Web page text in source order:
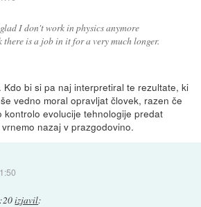
I don't work in physics anymore
is a job in it for a very much longer.
Kdo bi si pa naj interpretiral te rezultate, ki
vedno moral opravljat človek, razen če
kontrolo evolucije tehnologije predat
nazaj v prazgodovino.
izjavil: